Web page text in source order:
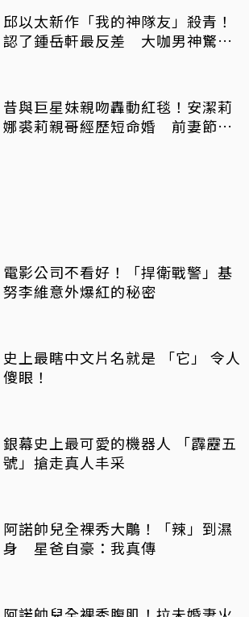
邱以太新作「我的神隊友」殺青！
認了鍾岳軒最反差 大咖男神驚喜
昔與巨星妹親吻轟動紅毯！安潔莉
娜裘莉親哥經歷短命婚 前妻節目
電影公司不看好！「捍衛戰警」基
努李維意外爆紅的秘密
史上最瞎中文片名就是 「它」 令人
傻眼！
銀幕史上最可愛的機器人 「霹靂五
號」搶走真人丰采
阿諾帥兒全裸秀大鵰！「辣」到濕
身 星爸自豪：我真傳